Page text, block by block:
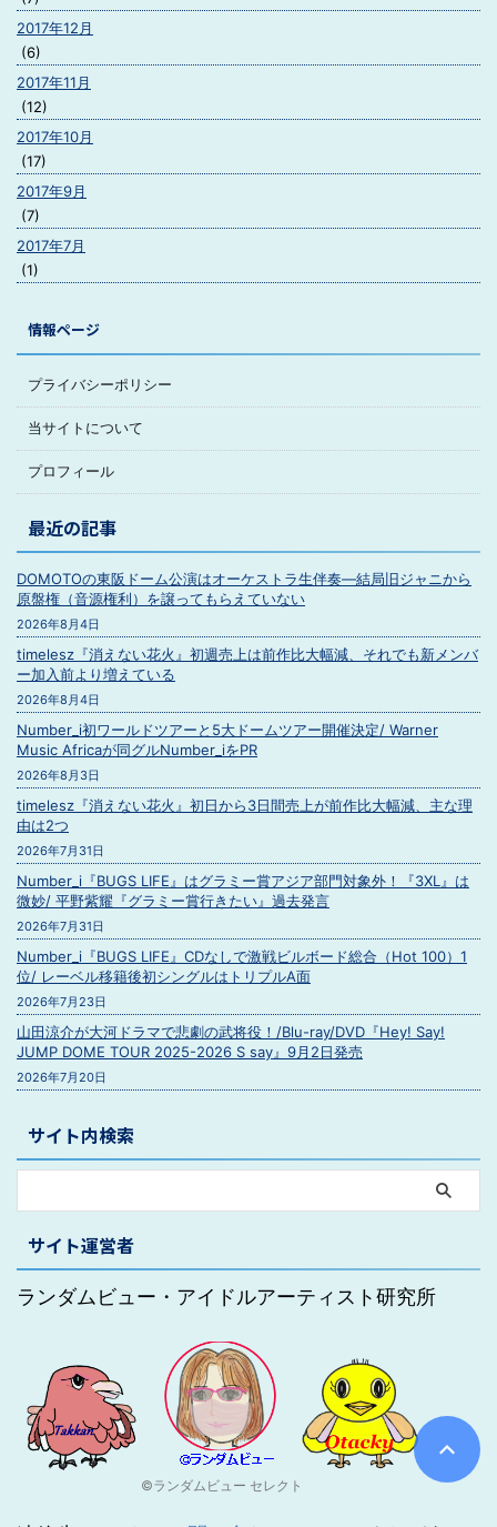
2017年12月
(6)
2017年11月
(12)
2017年10月
(17)
2017年9月
(7)
2017年7月
(1)
情報ページ
プライバシーポリシー
当サイトについて
プロフィール
最近の記事
DOMOTOの東阪ドーム公演はオーケストラ生伴奏―結局旧ジャニから
原盤権（音源権利）を譲ってもらえていない
2026年8月4日
timelesz『消えない花火』初週売上は前作比大幅減、それでも新メンバ
ー加入前より増えている
2026年8月4日
Number_i初ワールドツアーと5大ドームツアー開催決定/ Warner
Music Africaが同グルNumber_iをPR
2026年8月3日
timelesz『消えない花火』初日から3日間売上が前作比大幅減、主な理
由は2つ
2026年7月31日
Number_i『BUGS LIFE』はグラミー賞アジア部門対象外！『3XL』は
微妙/ 平野紫耀『グラミー賞行きたい』過去発言
2026年7月31日
Number_i『BUGS LIFE』CDなしで激戦ビルボード総合（Hot 100）1
位/ レーベル移籍後初シングルはトリプルA面
2026年7月23日
山田涼介が大河ドラマで悲劇の武将役！/Blu-ray/DVD『Hey! Say!
JUMP DOME TOUR 2025-2026 S say』9月2日発売
2026年7月20日
サイト内検索
サイト運営者
ランダムビュー・アイドルアーティスト研究所
©ランダムビュー セレクト